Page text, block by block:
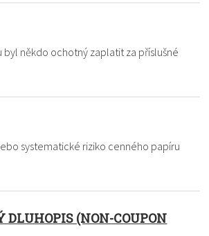
byl někdo ochotný zaplatit za příslušné
systematické riziko cenného papíru
DLUHOPIS (NON-COUPON